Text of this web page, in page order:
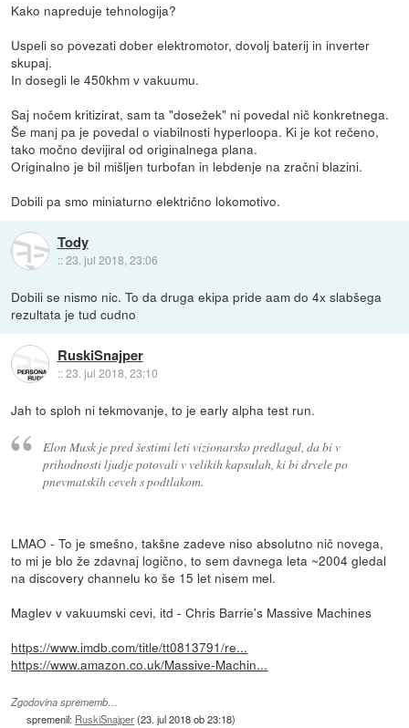
Kako napreduje tehnologija?
Uspeli so povezati dober elektromotor, dovolj baterij in inverter
skupaj.
In dosegli le 450khm v vakuumu.
Saj nočem kritizirat, sam ta "dosežek" ni povedal nič konkretnega.
Še manj pa je povedal o viabilnosti hyperloopa. Ki je kot rečeno,
tako močno devijiral od originalnega plana.
Originalno je bil mišljen turbofan in lebdenje na zračni blazini.
Dobili pa smo miniaturno električno lokomotivo.
Tody
::23. jul 2018, 23:06
Dobili se nismo nic. To da druga ekipa pride aam do 4x slabšega
rezultata je tud cudno
RuskiSnajper
::23. jul 2018, 23:10
Jah to sploh ni tekmovanje, to je early alpha test run.
Elon Musk je pred šestimi leti vizionarsko predlagal, da bi v
prihodnosti ljudje potovali v velikih kapsulah, ki bi drvele po
pnevmatskih ceveh s podtlakom.
LMAO - To je smešno, takšne zadeve niso absolutno nič novega,
to mi je blo že zdavnaj logično, to sem davnega leta ~2004 gledal
na discovery channelu ko še 15 let nisem mel.
Maglev v vakuumski cevi, itd - Chris Barrie's Massive Machines
https://www.imdb.com/title/tt0813791/re...
https://www.amazon.co.uk/Massive-Machin...
Zgodovina sprememb…
spremenil: RuskiSnajper(23. jul 2018 ob 23:18)